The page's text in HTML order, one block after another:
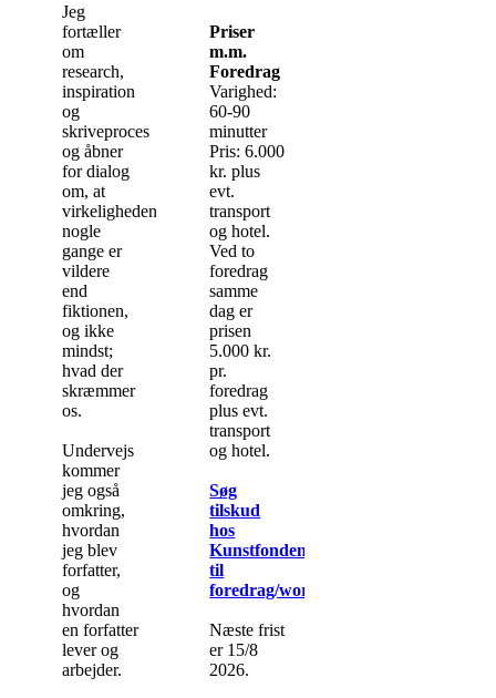
Jeg
fortæller
om
research,
inspiration
og
skriveproces
og åbner
for dialog
om, at
virkeligheden
nogle
gange er
vildere
end
fiktionen,
og ikke
mindst;
hvad der
skræmmer
os.
Undervejs
kommer
jeg også
omkring,
hvordan
jeg blev
forfatter,
og
hvordan
en forfatter
lever og
arbejder.
Priser
m.m.
Foredrag
Varighed:
60-90
minutter
Pris: 6.000
kr. plus
evt.
transport
og hotel.
Ved to
foredrag
samme
dag er
prisen
5.000 kr.
pr.
foredrag
plus evt.
transport
og hotel.
Søg
tilskud
hos
Kunstfonden
til
foredrag/workshop
Næste frist
er 15/8
2026.